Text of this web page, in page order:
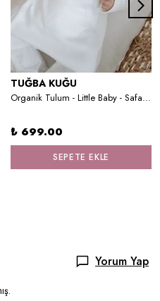
TUĞBA KUĞU
Organik Tulum - Little Baby - Safari Dreams
₺ 699.00
SEPETE EKLE
Yorum Yap